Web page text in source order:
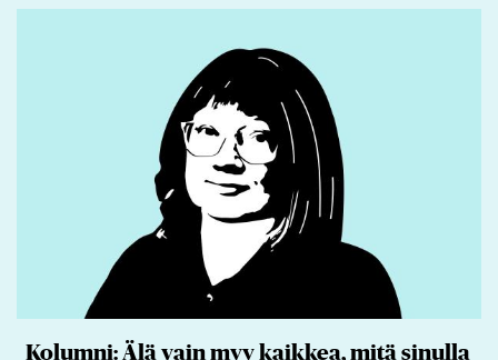
Kolumni: Älä vain myy kaikkea, mitä sinulla